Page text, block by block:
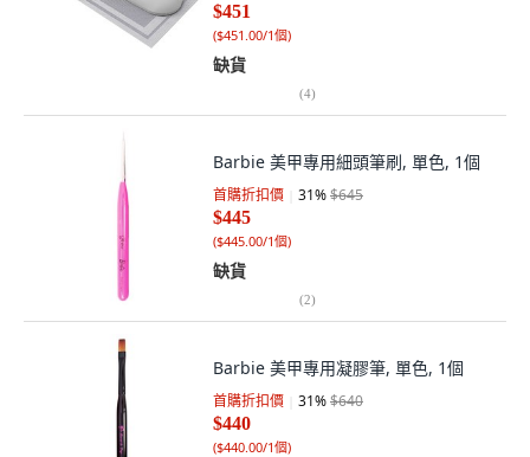
$451
($451.00/1個)
缺貨
(4)
Barbie 美甲專用細頭筆刷, 單色, 1個
首購折扣價 31%$645
$445
($445.00/1個)
缺貨
(2)
Barbie 美甲專用凝膠筆, 單色, 1個
首購折扣價 31%$640
$440
($440.00/1個)